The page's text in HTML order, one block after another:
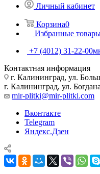
Личный кабинет
Корзина0
Избранные
+7 (4012) 31-22-00
Контактная информация
г. Калининград, ул.
г. Калининград, ул.
mir-plitki@mir-plitki.com
Вконтакте
Telegram
Яндекс.Дзен